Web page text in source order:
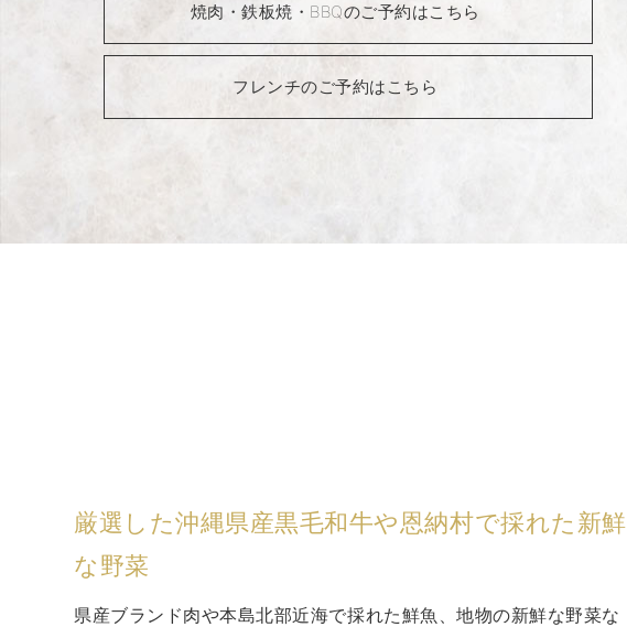
焼肉・鉄板焼・BBQのご予約はこちら
フレンチのご予約はこちら
厳選した沖縄県産黒毛和牛や恩納村で採れた新鮮
な野菜
県産ブランド肉や本島北部近海で採れた鮮魚、地物の新鮮な野菜な